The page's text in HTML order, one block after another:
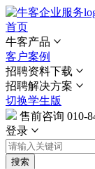
首页
牛客产品
客户案例
招聘资料下载
招聘解决方案
切换学生版
售前咨询 010-
登录
搜索